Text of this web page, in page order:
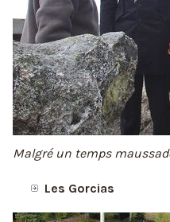
Malgré un temps
Les Gorcias